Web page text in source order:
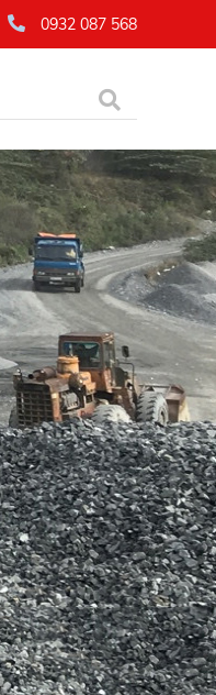
0932 087 568